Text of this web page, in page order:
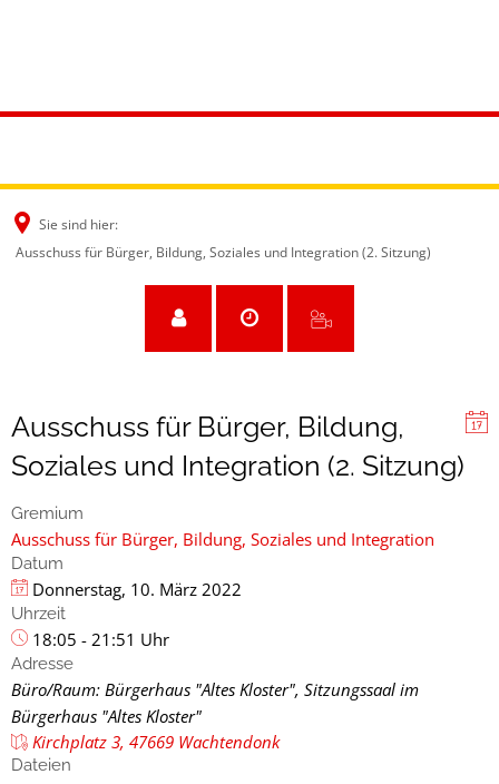
Sie sind hier:
Ausschuss für Bürger, Bildung, Soziales und Integration (2. Sitzung)
Ausschuss für Bürger, Bildung,
Soziales und Integration (2. Sitzung)
Gremium
Ausschuss für Bürger, Bildung, Soziales und Integration
Datum
Donnerstag, 10. März 2022
Uhrzeit
18:05 - 21:51 Uhr
Adresse
Büro/Raum: Bürgerhaus "Altes Kloster", Sitzungssaal im
Bürgerhaus "Altes Kloster"
Kirchplatz 3, 47669 Wachtendonk
Dateien